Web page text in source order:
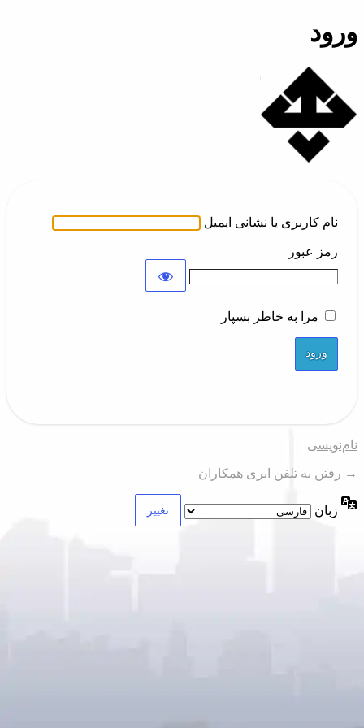
ورود
نام کاربری یا نشانی ایمیل
رمز عبور
مرا به خاطر بسپار
نام‌نویسی
→ رفتن به تلفن ابری همکاران
زبان